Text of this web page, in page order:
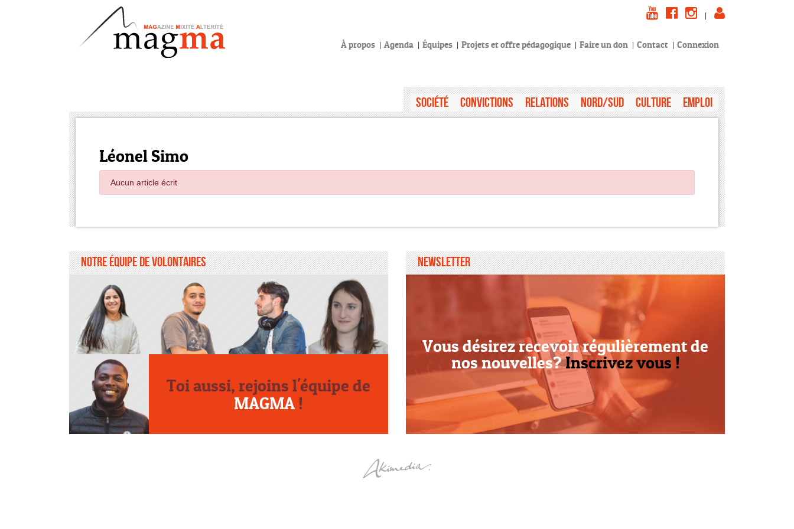
Société Convictions Relations Nord/Sud Culture Emploi
À propos Agenda Équipes Projets et offre pédagogique Faire un don Contact Connexion
Léonel Simo
Aucun article écrit
Notre équipe de volontaires
Toi aussi, rejoins l'équipe de
MAGMA !
Newsletter
Vous désirez recevoir régulièrement de
nos nouvelles?Inscrivez vous !